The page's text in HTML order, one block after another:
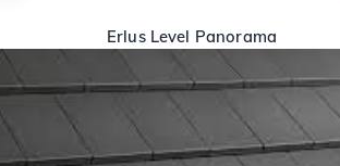
Erlus Level Panorama